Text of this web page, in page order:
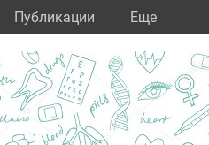
Публикации Eще